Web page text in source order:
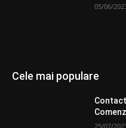
05/06/
Cele mai populare
25/07/